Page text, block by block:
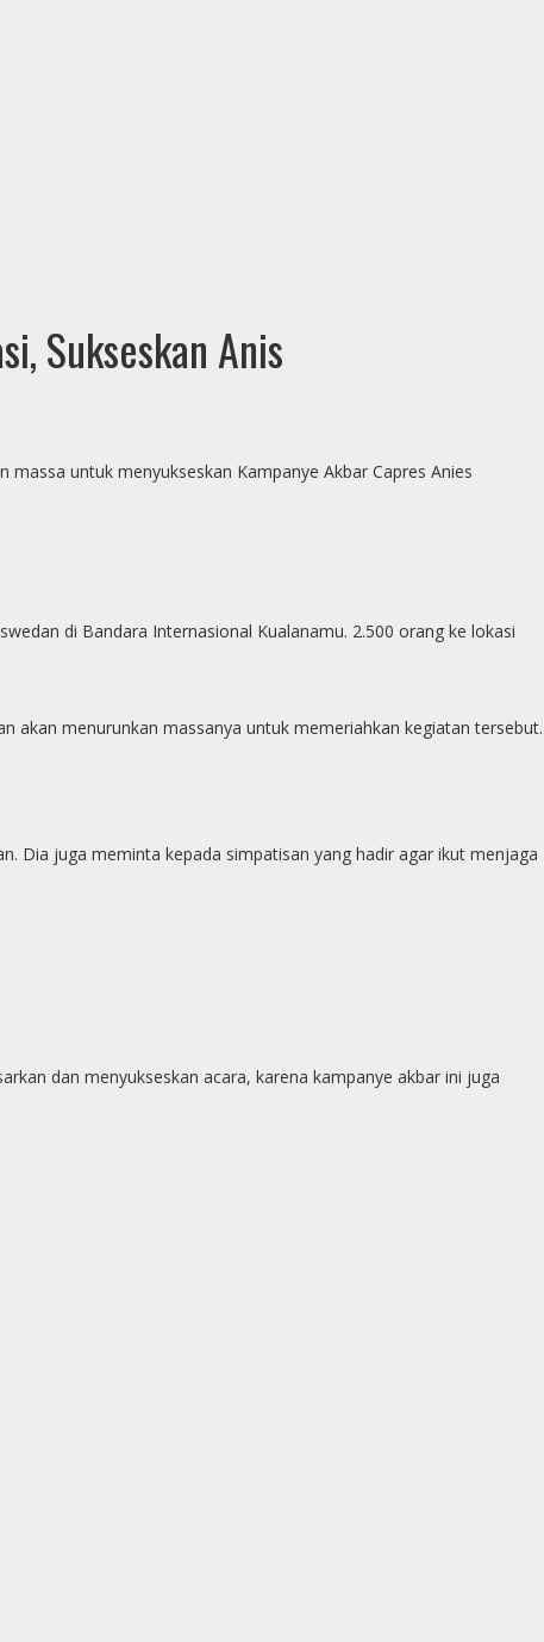
Sukseskan Anis
untuk menyukseskan Kampanye Akbar Capres Anies
di Bandara Internasional Kualanamu. 2.500 orang ke lokasi
akan menurunkan massanya untuk memeriahkan kegiatan tersebut.
Dia juga meminta kepada simpatisan yang hadir agar ikut menjaga
dan menyukseskan acara, karena kampanye akbar ini juga